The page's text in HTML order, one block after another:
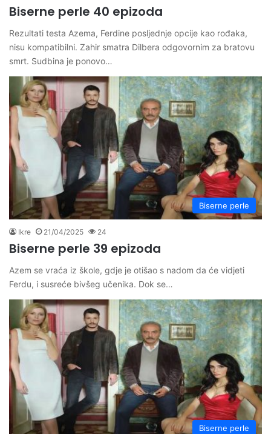
Biserne perle 40 epizoda
Rezultati testa Azema, Ferdine posljednje opcije kao rođaka,
nisu kompatibilni. Zahir smatra Dilbera odgovornim za bratovu
smrt. Sudbina je ponovo…
Biserne perle
Ikre 21/04/2025 24
Biserne perle 39 epizoda
Azem se vraća iz škole, gdje je otišao s nadom da će vidjeti
Ferdu, i susreće bivšeg učenika. Dok se…
Biserne perle